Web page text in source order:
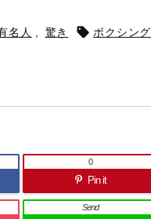
名人 驚き  ボクシング
Pin it
0
Send